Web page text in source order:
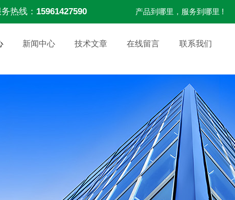
热线： 15961427590 产品到哪里，服务到哪里 !
新闻中心 技术文章 在线留言 联系我们